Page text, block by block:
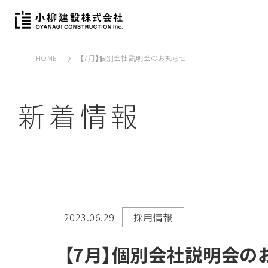
HOME 【7月】個別会社説明会のお知らせ
新着情報
2023.06.29 採用情報
【7月】個別会社説明会の